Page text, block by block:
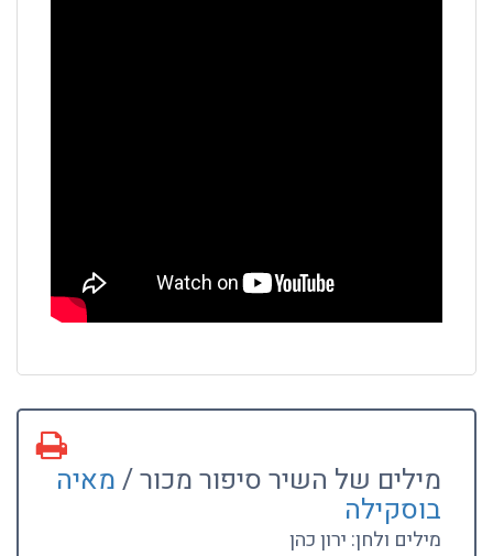
מילים של השיר סיפור מכור /מאיה
בוסקילה
מילים ולחן: ירון כהן